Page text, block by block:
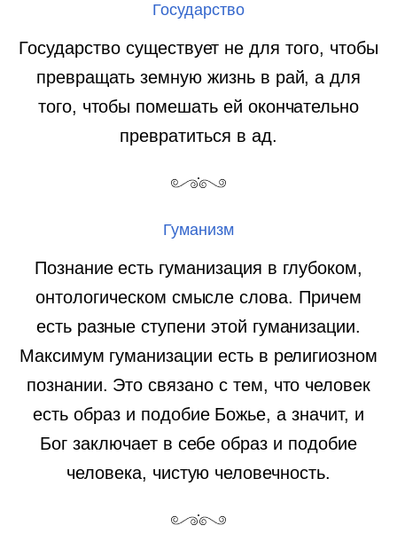
Государство
Государство существует не для того, чтобы
превращать земную жизнь в рай, а для
того, чтобы помешать ей окончательно
превратиться в ад.
Гуманизм
Познание есть гуманизация в глубоком,
онтологическом смысле слова. Причем
есть разные ступени этой гуманизации.
Максимум гуманизации есть в религиозном
познании. Это связано с тем, что человек
есть образ и подобие Божье, а значит, и
Бог заключает в себе образ и подобие
человека, чистую человечность.